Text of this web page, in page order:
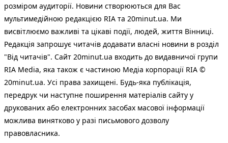
розміром аудиторії. Новини створюються для Вас
мультимедійною редакцією RIA та 20minut.ua. Ми
висвітлюємо важливі та цікаві події, людей, життя Вінниці.
Редакція запрошує читачів додавати власні новини в розділ
"Від читачів". Сайт 20minut.ua входить до видавничої групи
RIA Media, яка також є частиною Медіа корпорації RIA ©
20minut.ua. Усі права захищені. Будь-яка публiкацiя,
передрук чи наступне поширення матеріалів сайту у
друкованих або електронних засобах масової інформації
можлива винятково у разі письмового дозволу
правовласника.